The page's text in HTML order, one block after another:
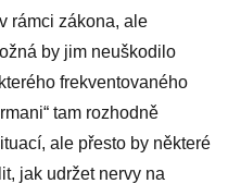
rámci zákona, ale
by jim neuškodilo
frekventovaného
tam rozhodně
ale přesto by některé
jak udržet nervy na